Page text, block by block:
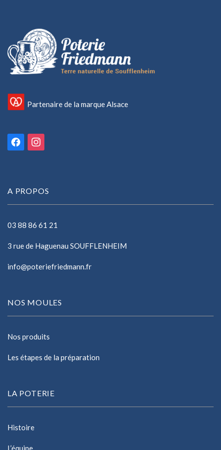
Partenaire de la marque Alsace
facebookinstagram
A PROPOS
03 88 86 61 21
3 rue de Haguenau SOUFFLENHEIM
info@poteriefriedmann.fr
NOS MOULES
Nos produits
Les étapes de la préparation
LA POTERIE
Histoire
L’équipe